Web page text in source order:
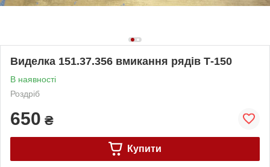
Виделка 151.37.356 вмикання рядів Т-150
В наявності
Роздріб
650 ₴
Купити